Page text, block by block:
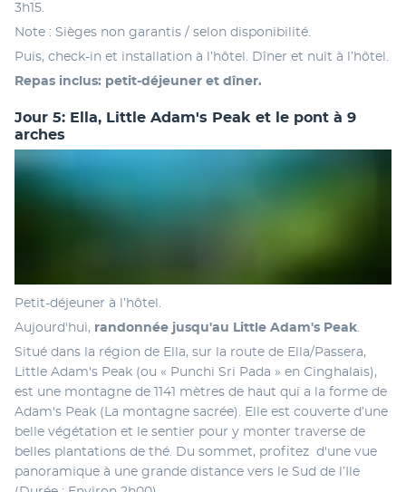
3h15.
Note : Sièges non garantis / selon disponibilité.
Puis, check-in et installation à l’hôtel. Dîner et nuit à l’hôtel.
Repas inclus: petit-déjeuner et dîner.
Jour 5: Ella, Little Adam's Peak et le pont à 9
arches
Petit-déjeuner à l’hôtel.
Aujourd'hui, randonnée jusqu'au Little Adam's Peak.
Situé dans la région de Ella, sur la route de Ella/Passera,
Little Adam's Peak (ou « Punchi Sri Pada » en Cinghalais),
est une montagne de 1141 mètres de haut qui a la forme de
Adam's Peak (La montagne sacrée). Elle est couverte d’une
belle végétation et le sentier pour y monter traverse de
belles plantations de thé. Du sommet, profitez  d'une vue
panoramique à une grande distance vers le Sud de l’Ile